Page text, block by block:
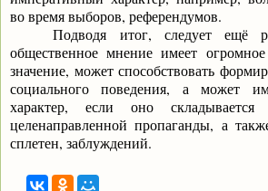
во время выборов, референдумов.
Подводя итог, следует ещё
общественное мнение имеет
значение, может способствовать
социального поведения, а может
характер, если оно складывается
целенаправленной пропаганды, а
сплетен, заблуждений.